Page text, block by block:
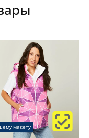
макету